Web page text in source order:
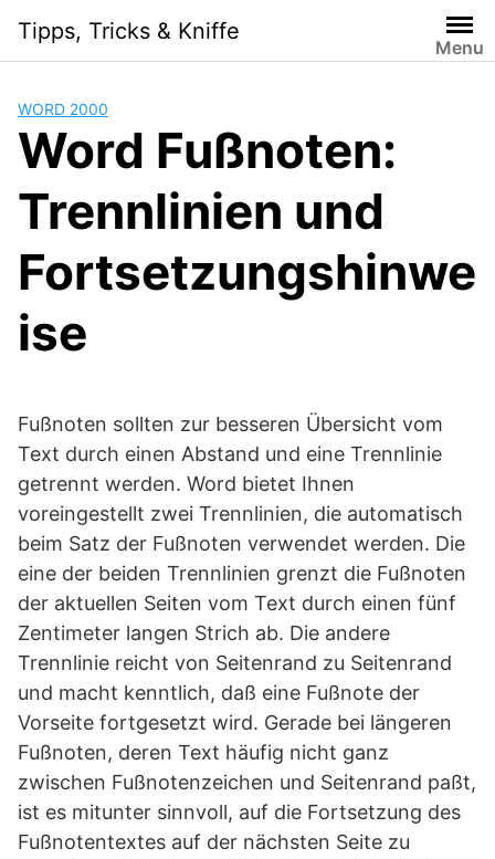
content
Tipps, Tricks & Kniffe
Menu
WORD 2000
Word Fußnoten:
Trennlinien und
Fortsetzungshinwe
ise
Fußnoten sollten zur besseren Übersicht vom
Text durch einen Abstand und eine Trennlinie
getrennt werden. Word bietet Ihnen
voreingestellt zwei Trennlinien, die automatisch
beim Satz der Fußnoten verwendet werden. Die
eine der beiden Trennlinien grenzt die Fußnoten
der aktuellen Seiten vom Text durch einen fünf
Zentimeter langen Strich ab. Die andere
Trennlinie reicht von Seitenrand zu Seitenrand
und macht kenntlich, daß eine Fußnote der
Vorseite fortgesetzt wird. Gerade bei längeren
Fußnoten, deren Text häufig nicht ganz
zwischen Fußnotenzeichen und Seitenrand paßt,
ist es mitunter sinnvoll, auf die Fortsetzung des
Fußnotentextes auf der nächsten Seite zu